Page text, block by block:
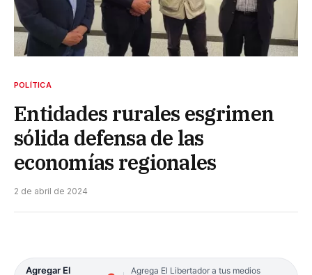
POLÍTICA
Entidades rurales esgrimen
sólida defensa de las
economías regionales
2 de abril de 2024
Agregar El
Agrega El Libertador a tus medios